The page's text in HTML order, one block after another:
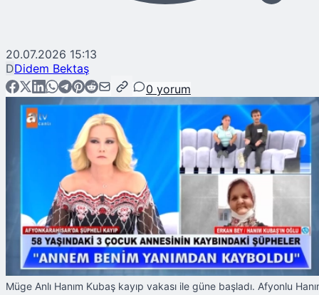
20.07.2026 15:13
DDidem Bektaş
0 yorum
Müge Anlı Hanım Kubaş kayıp vakası ile güne başladı. Afyonlu